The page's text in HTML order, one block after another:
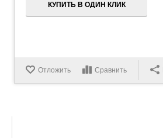
КУПИТЬ В ОДИН КЛИК
Отложить Сравнить